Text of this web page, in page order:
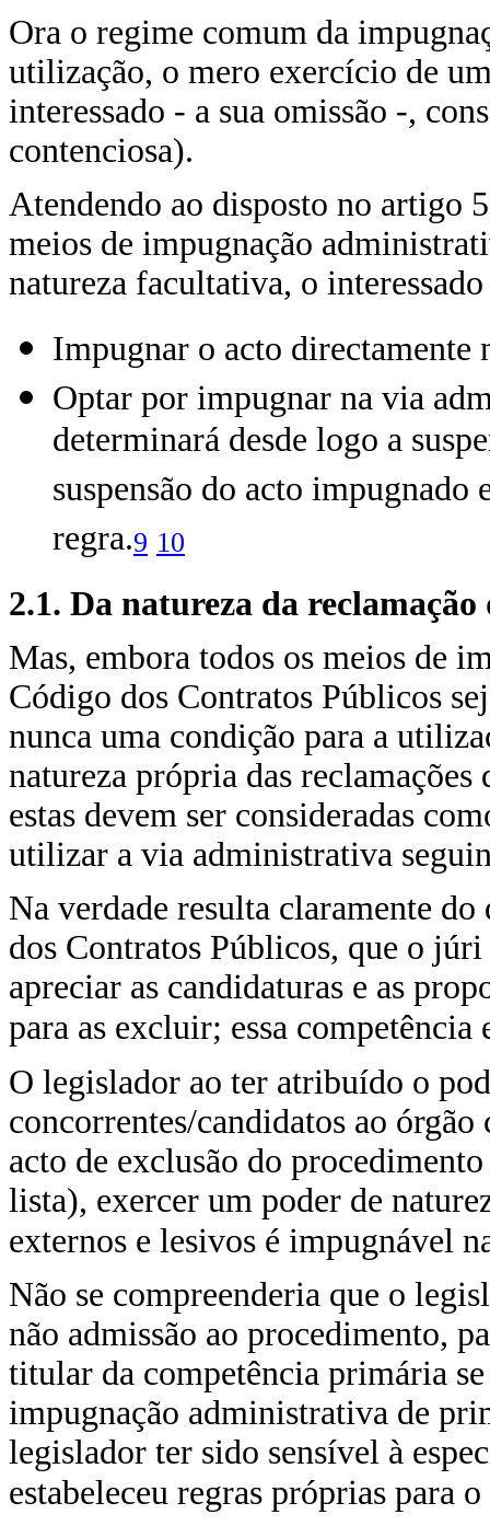
Ora o regime comum da
utilização, o mero exercício de
interessado - a sua omissão -,
contenciosa).
Atendendo ao disposto no artigo
meios de impugnação
natureza facultativa, o
Impugnar o acto
Optar por impugnar na via
determinará desde logo a
suspensão do acto
regra.9 10
2.1. Da natureza da
Mas, embora todos os meios de
Código dos Contratos Públicos
nunca uma condição para a
natureza própria das
estas devem ser consideradas
utilizar a via administrativa
Na verdade resulta claramente
dos Contratos Públicos, que o
apreciar as candidaturas e as
para as excluir; essa
O legislador ao ter atribuído o
concorrentes/candidatos ao
acto de exclusão do
lista), exercer um poder de
externos e lesivos é impugnável
Não se compreenderia que o
não admissão ao procedimento,
titular da competência primária
impugnação administrativa de
legislador ter sido sensível à
estabeleceu regras próprias para